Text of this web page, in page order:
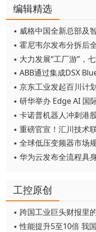
编辑精选
▪ 威格中国全新总部及
▪ 大力发展“工厂游”，
▪ 京东工业发起百川计
▪ 研华举办 Edge AI 国
▪ 卡诺普机器人冲刺港
▪ 全球低压变频器市场
▪ 华为云发布全流程具
工控原创
▪ 跨国工业巨头财报里